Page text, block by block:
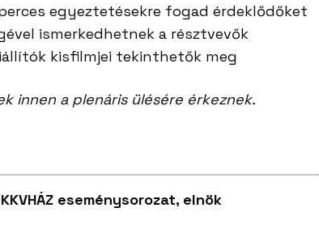
egyeztetésekre fogad érdeklődőket
ismerkedhetnek a résztvevők
kisfilmjei tekinthetők meg
innen a plenáris ülésére érkeznek.
eseménysorozat, elnök